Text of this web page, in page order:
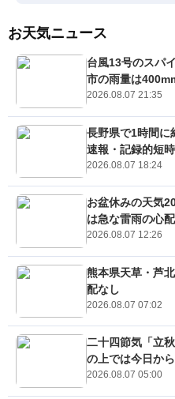
お天気ニュース
台風13号のスパ
市の雨量は
2026.08.07 21:35
長野県で1時間
速報・記録的短
2026.08.07 18:24
お盆休みの天気
は急な雷雨の心
2026.08.07 12:26
熊本県天草・芦
配なし
2026.08.07 07:02
二十四節気「立
の上では今日か
2026.08.07 05:00